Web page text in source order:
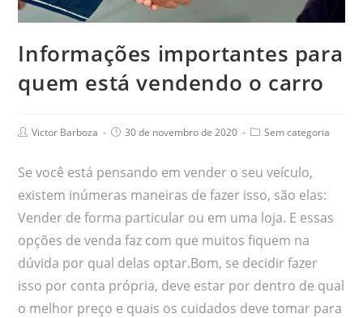
Informações importantes para
quem está vendendo o carro
Victor Barboza 30 de novembro de 2020 Sem categoria
Se você está pensando em vender o seu veículo,
existem inúmeras maneiras de fazer isso, são elas:
Vender de forma particular ou em uma loja. E essas
opções de venda faz com que muitos fiquem na
dúvida por qual delas optar.Bom, se decidir fazer
isso por conta própria, deve estar por dentro de qual
o melhor preço e quais os cuidados deve tomar para